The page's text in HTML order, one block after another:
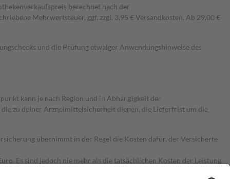
berechnet nach der
Mehrwertsteuer, ggf. zzgl. 3,95 € Versandkosten. Ab 29,00 €
und die Prüfung etwaiger Anwendungshinweise des
kann je nach Region und in Abhängigkeit der
zu deiner Arzneimittelsicherheit dienen, die Lieferfrist um die
übernimmt in der Regel die Kosten dafür, der Versicherte
Es sind jedoch nie mehr als die tatsächlichen Kosten der Leistung